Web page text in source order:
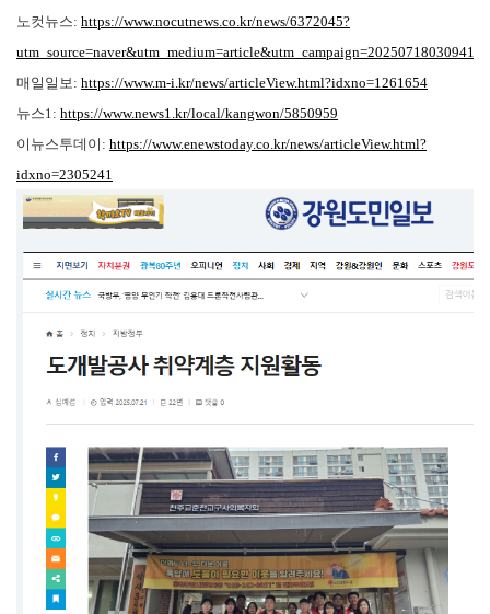
노컷뉴스: https://www.nocutnews.co.kr/news/6372045?
utm_source=naver&utm_medium=article&utm_campaign=20250718030941
매일일보: https://www.m-i.kr/news/articleView.html?idxno=1261654
뉴스1: https://www.news1.kr/local/kangwon/5850959
이뉴스투데이: https://www.enewstoday.co.kr/news/articleView.html?
idxno=2305241